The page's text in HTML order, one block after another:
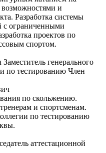
и
Разработка системы
с ограниченными
проектов по
спортом.
Заместитель генерального
по тестированию Член
по скольжению.
и спортсменам.
по тестированию
аттестационной